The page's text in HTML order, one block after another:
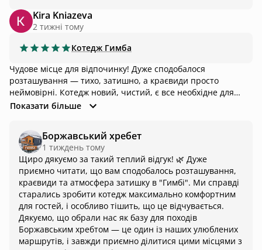
Kira Kniazeva
2 тижні тому
Котедж Гимба
Чудове місце для відпочинку! Дуже сподобалося
розташування — тихо, затишно, а краєвиди просто
неймовірні. Котедж новий, чистий, є все необхідне для
комфортного проживання. Господар привітний, завжди на
Показати більше
Боржавський хребет
1 тиждень тому
Щиро дякуємо за такий теплий відгук! 🌿 Дуже
приємно читати, що вам сподобалось розташування,
краєвиди та атмосфера затишку в "Гимбі". Ми справді
старались зробити котедж максимально комфортним
для гостей, і особливо тішить, що це відчувається.
Дякуємо, що обрали нас як базу для походів
Боржавським хребтом — це один із наших улюблених
маршрутів, і завжди приємно ділитися цими місцями з